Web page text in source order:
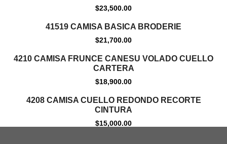
$23,500.00
41519 CAMISA BASICA BRODERIE
$21,700.00
4210 CAMISA FRUNCE CANESU VOLADO CUELLO
CARTERA
$18,900.00
4208 CAMISA CUELLO REDONDO RECORTE
CINTURA
$15,000.00